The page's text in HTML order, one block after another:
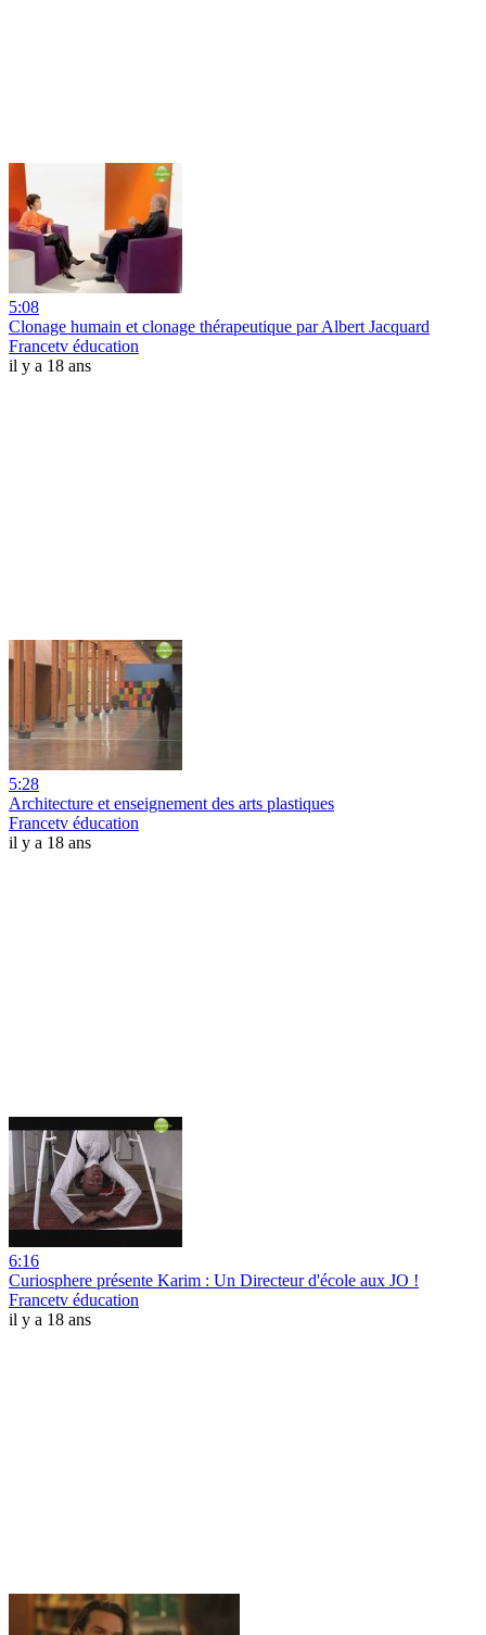
5:08
Clonage humain et clonage thérapeutique par Albert Jacquard
Francetv éducation
il y a 18 ans
5:28
Architecture et enseignement des arts plastiques
Francetv éducation
il y a 18 ans
6:16
Curiosphere présente Karim : Un Directeur d'école aux JO !
Francetv éducation
il y a 18 ans